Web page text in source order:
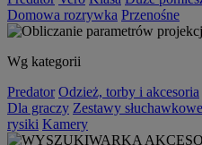
Domowa rozrywka Przenośne
Wg kategorii
Predator Odzież, torby i akcesoria
Dla graczy Zestawy
rysiki Kamery